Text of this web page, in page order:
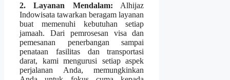
2. Layanan Mendalam: Alhijaz
Indowisata tawarkan beragam layanan
buat memenuhi kebutuhan setiap
jamaah. Dari pemrosesan visa dan
pemesanan penerbangan sampai
penataan fasilitas dan transportasi
darat, kami mengurusi setiap aspek
perjalanan Anda, memungkinkan